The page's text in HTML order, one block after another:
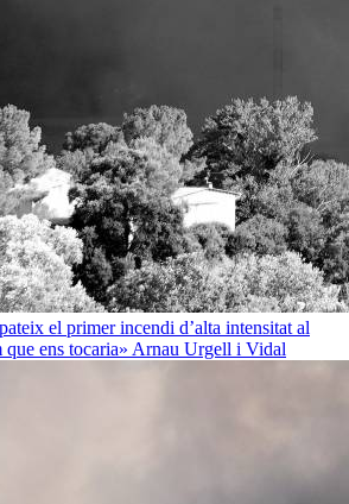
el primer incendi d’alta intensitat al
ens tocaria» Arnau Urgell i Vidal